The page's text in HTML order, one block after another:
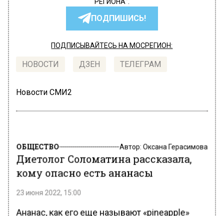
ПОДПИШИСЬ!
ПОДПИСЫВАЙТЕСЬ НА МОСРЕГИОН:
НОВОСТИ ДЗЕН ТЕЛЕГРАМ
Новости СМИ2
ОБЩЕСТВО Автор: Оксана Герасимова
Диетолог Соломатина рассказала,
кому опасно есть ананасы
23 июня 2022, 15:00
Ананас, как его еще называют «pineapple»